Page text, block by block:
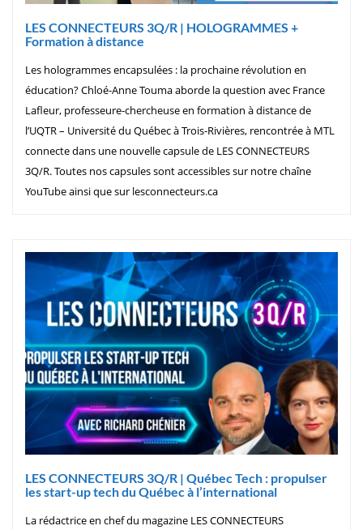
LES CONNECTEURS 3Q/R | HOLOGRAMMES +
Formation à distance
Les hologrammes encapsulées : la prochaine révolution en
éducation? Chloé-Anne Touma aborde la question avec France
Lafleur, professeure-chercheuse en formation à distance de
l’UQTR – Université du Québec à Trois-Rivières, rencontrée à MTL
connecte dans une nouvelle capsule de LES CONNECTEURS
3Q/R. Toutes nos capsules sont accessibles sur notre chaîne
YouTube ainsi que sur lesconnecteurs.ca
LES CONNECTEURS 3Q/R | Québec Tech : propulser
les start-up tech du Québec à l’international
La rédactrice en chef du magazine LES CONNECTEURS